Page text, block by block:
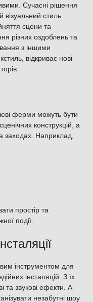
Сучасні рішення
візуальний стиль
сцени та
різних оздоблень та
з іншими
відкриває нові
ферми можуть бути
конструкцій, а
заходах. Наприклад,
простір та
події.
інструментом для
інсталяцій. З їх
та звукові ефекти. А
незабутні шоу